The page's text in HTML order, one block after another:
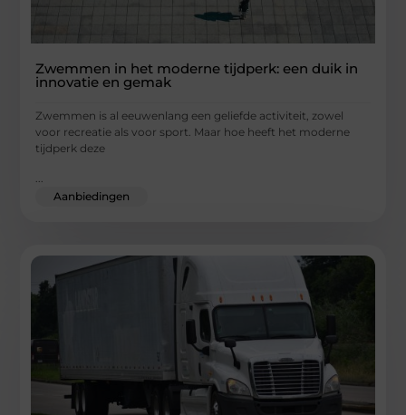
Zwemmen in het moderne tijdperk: een duik in
innovatie en gemak
Zwemmen is al eeuwenlang een geliefde activiteit, zowel
voor recreatie als voor sport. Maar hoe heeft het moderne
tijdperk deze
Aanbiedingen